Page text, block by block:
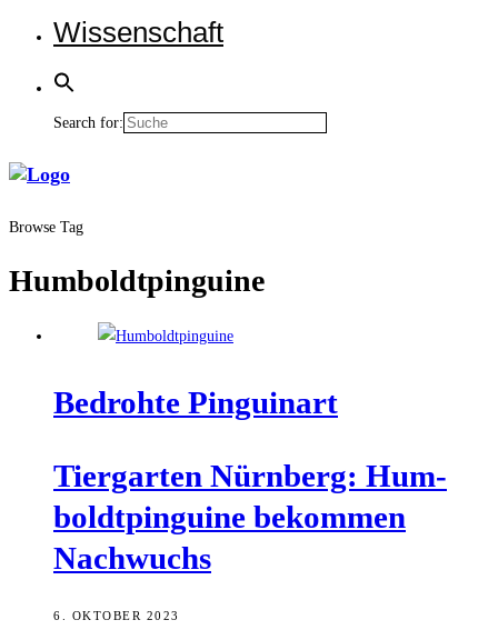
Wis­sen­schaft
Search for:
Browse Tag
Humboldtpinguine
Bedroh­te Pinguinart
Tier­gar­ten Nürn­berg: Hum­
boldt­pin­gui­ne bekom­men
Nachwuchs
6. OKTOBER 2023